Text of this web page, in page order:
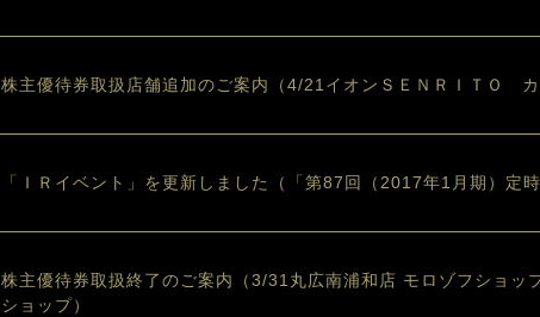
株主優待券取扱店舗追加のご案内（4/21イオンＳＥＮＲＩＴＯ
「ＩＲイベント」を更新しました（「第87回（2017年1月期）定
株主優待券取扱終了のご案内（3/31丸広南浦和店 モロゾフショッ
ショップ）